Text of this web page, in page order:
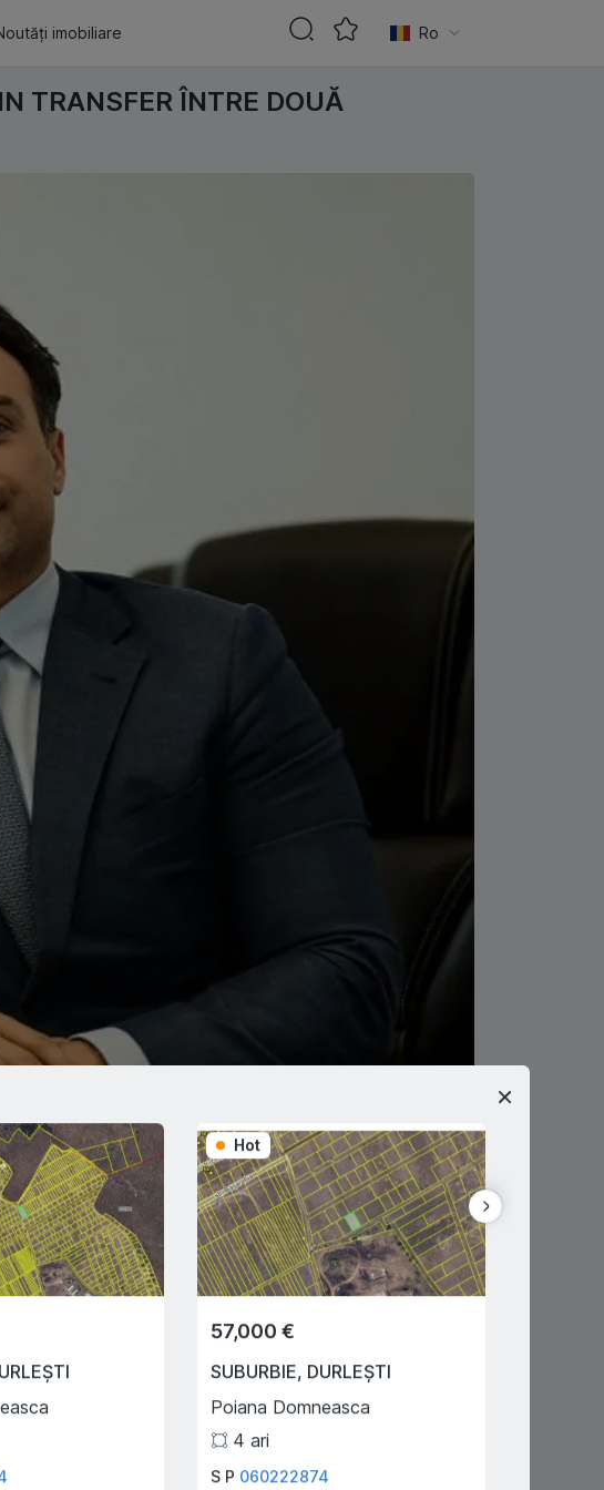
TRANSFER ÎNTRE DOUĂ
imobiliare Ro
Hot
57,000 €
SUBURBIE, DURLEȘTI
Poiana Domneasca
4 ari
S P 060222874